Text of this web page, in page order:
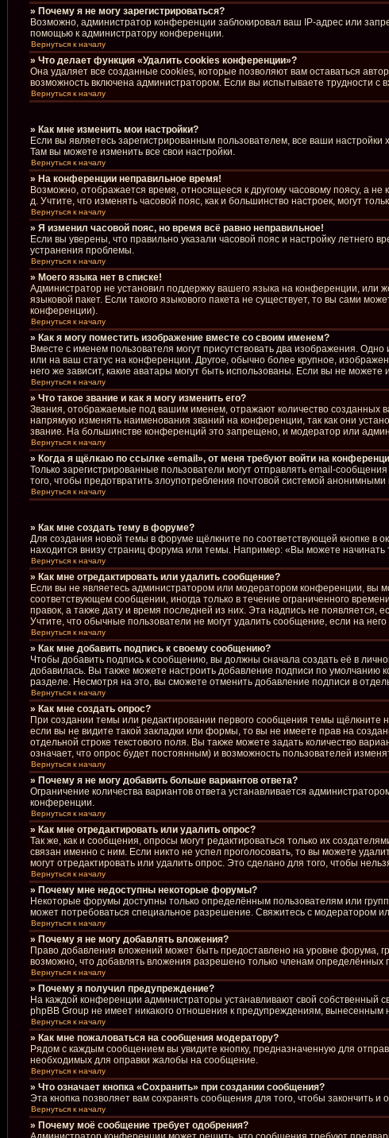
» Почему я не могу зарегистрироваться?
Возможно, администратор конференции заблокировал ваш IP-адрес или
помощью к администратору конференции.
Вернуться к началу
» Что делает функция «Удалить cookies конференции»?
Она удаляет все созданные cookies, которые позволяют вам оставаться
возможность включена администратором. Если вы испытываете трудности
Вернуться к началу
» Как мне изменить мои настройки?
Если вы являетесь зарегистрированным пользователем, все ваши
Там вы можете изменить все свои настройки.
Вернуться к началу
» На конференции неправильное время!
Возможно, отображается время, относящееся к другому часовому поясу, а не
д. Учтите, что изменять часовой пояс, как и большинство настроек, могут
Вернуться к началу
» Я изменил часовой пояс, но время всё равно неправильное!
Если вы уверены, что правильно указали часовой пояс и настройку
устранения проблемы.
Вернуться к началу
» Моего языка нет в списке!
Администратор не установил поддержку вашего языка на конференции, или
языковой пакет. Если такого языкового пакета не существует, то вы сами
конференции).
Вернуться к началу
» Как я могу поместить изображение вместе со своим именем?
Вместе с именем пользователя могут присутствовать два изображения.
или на ваш статус на конференции. Другое, обычно более крупное,
него же зависит, какие аватары могут быть использованы. Если вы не
Вернуться к началу
» Что такое звание и как я могу изменить его?
Звания, отображаемые под вашим именем, отражают количество
напрямую изменять наименования званий на конференции, так как они
звание. На большинстве конференций это запрещено, и модератор или
Вернуться к началу
» Когда я щёлкаю по ссылке «email», от меня требуют войти на
Только зарегистрированные пользователи могут отправлять email-
того, чтобы предотвратить злоупотребления почтовой системой
Вернуться к началу
» Как мне создать тему в форуме?
Для создания новой темы в форуме щёлкните по соответствующей кнопке в
находится внизу страниц форума или темы. Например: «Вы можете начинать
Вернуться к началу
» Как мне отредактировать или удалить сообщение?
Если вы не являетесь администратором или модератором конференции, вы
соответствующем сообщении, иногда только в течение ограниченного
правок, а также дату и время последней из них. Эта надпись не
Учтите, что обычные пользователи не могут удалить сообщение, если на него
Вернуться к началу
» Как мне добавить подпись к своему сообщению?
Чтобы добавить подпись к сообщению, вы должны сначала создать её в
добавилась. Вы также можете настроить добавление подписи по
разделе. Несмотря на это, вы сможете отменить добавление подписи в
Вернуться к началу
» Как мне создать опрос?
При создании темы или редактировании первого сообщения темы щёлкните
если вы не видите такой закладки или формы, то вы не имеете прав на
отдельной строке текстового поля. Вы также можете задать количество
означает, что опрос будет постоянным) и возможность пользователей
Вернуться к началу
» Почему я не могу добавить больше вариантов ответа?
Ограничение количества вариантов ответа устанавливается
конференции.
Вернуться к началу
» Как мне отредактировать или удалить опрос?
Так же, как и сообщения, опросы могут редактироваться только их
связан именно с ним. Если никто не успел проголосовать, то вы можете
могут отредактировать или удалить опрос. Это сделано для того, чтобы
Вернуться к началу
» Почему мне недоступны некоторые форумы?
Некоторые форумы доступны только определённым пользователям или
может потребоваться специальное разрешение. Свяжитесь с модератором
Вернуться к началу
» Почему я не могу добавлять вложения?
Право добавления вложений может быть предоставлено на уровне форума,
возможно, что добавлять вложения разрешено только членам
Вернуться к началу
» Почему я получил предупреждение?
На каждой конференции администраторы устанавливают свой
phpBB Group не имеет никакого отношения к предупреждениям,
Вернуться к началу
» Как мне пожаловаться на сообщения модератору?
Рядом с каждым сообщением вы увидите кнопку, предназначенную для
необходимых для оправки жалобы на сообщение.
Вернуться к началу
» Что означает кнопка «Сохранить» при создании сообщения?
Эта кнопка позволяет вам сохранять сообщения для того, чтобы закончить
Вернуться к началу
» Почему моё сообщение требует одобрения?